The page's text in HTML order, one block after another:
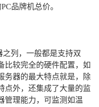
品牌机总价。
列，一般都是支持双
比较完全的硬件配置，如
务器的最大特点就是，除
点外，还集成了大量的监
管理能力，可监测如温